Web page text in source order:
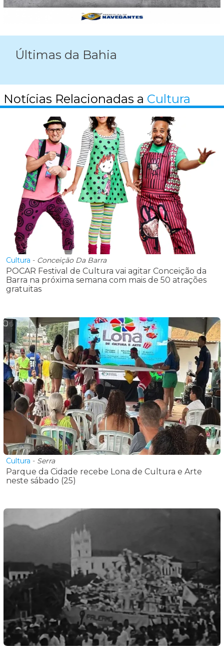
Últimas da Bahia
Notícias Relacionadas a Cultura
Cultura - Conceição Da Barra
POCAR Festival de Cultura vai agitar Conceição da
Barra na próxima semana com mais de 50 atrações
gratuitas
Cultura - Serra
Parque da Cidade recebe Lona de Cultura e Arte
neste sábado (25)